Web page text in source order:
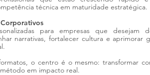
técnica em maturidade estratégica.
para empresas que desejam
narrativas, fortalecer cultura e aprimorar
o centro é o mesmo: transformar
em impacto real.